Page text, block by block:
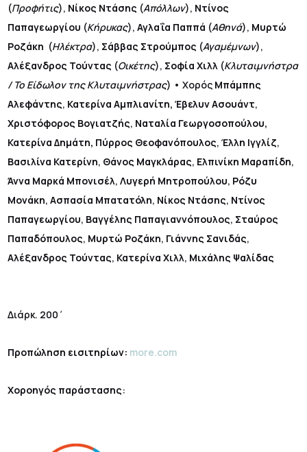
(Προφήτις), Νίκος Ντάσης (Απόλλων), Ντίνος
Παπαγεωργίου (Κήρυκας),Αγλαΐα Παππά (Αθηνά), Μυρτώ
Ροζάκη (Ηλέκτρα), Σάββας Στρούμπος (Αγαμέμνων),
Αλέξανδρος Τούντας (Οικέτης), Σοφία Χιλλ (Κλυταιμνήστρα
/ Το Είδωλον της Κλυταιμνήστρας) • Χορός Μπάμπης
Αλεφάντης, Κατερίνα Αμπλιανίτη,Έβελυν Ασουάντ,
Χριστόφορος Βογιατζής, Ναταλία Γεωργοσοπούλου,
Κατερίνα Δημάτη, Πύρρος Θεοφανόπουλος, Έλλη Ιγγλίζ,
Βασιλίνα Κατερίνη, Θάνος Μαγκλάρας, Ελπινίκη Μαραπίδη,
Άννα Μαρκά Μπονισέλ, Λυγερή Μητροπούλου, Ρόζυ
Μονάκη, Ασπασία Μπατατόλη, Νίκος Ντάσης, Ντίνος
Παπαγεωργίου, Βαγγέλης Παπαγιαννόπουλος, Σταύρος
Παπαδόπουλος, Μυρτώ Ροζάκη, Γιάννης Σανιδάς,
Αλέξανδρος Τούντας, Κατερίνα Χιλλ, Μιχάλης Ψαλίδας
Διάρκ. 200΄
Προπώληση εισιτηρίων: more.com
Χοροηγός παράστασης: